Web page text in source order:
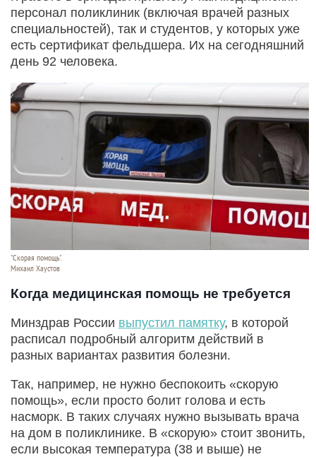
персонал поликлиник (включая врачей разных
специальностей), так и студентов, у которых уже
есть сертификат фельдшера. Их на сегодняшний
день 92 человека.
"Скорая помощь".
Михаил Хаустов
Когда медицинская помощь не требуется
Минздрав России выпустил памятку, в которой
расписал подробный алгоритм действий в
разных вариантах развития болезни.
Так, например, не нужно беспокоить «скорую
помощь», если просто болит голова и есть
насморк. В таких случаях нужно вызывать врача
на дом в поликлинике. В «скорую» стоит звонить,
если высокая температура (38 и выше) не